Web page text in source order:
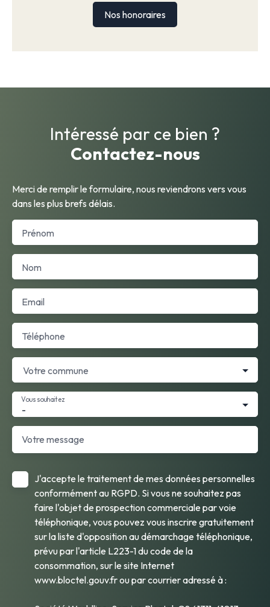
Nos honoraires
Intéressé par ce bien ?
Contactez-nous
Merci de remplir le formulaire, nous reviendrons vers vous
dans les plus brefs délais.
Prénom
Nom
Email
Téléphone
Votre commune
-
Vous souhaitez
Votre message
J'accepte le traitement de mes données personnelles
conformément au RGPD. Si vous ne souhaitez pas
faire l'objet de prospection commerciale par voie
téléphonique, vous pouvez vous inscrire gratuitement
sur la liste d'opposition au démarchage téléphonique,
prévu par l'article L223-1 du code de la
consommation, sur le site Internet
www.bloctel.gouv.fr ou par courrier adressé à :